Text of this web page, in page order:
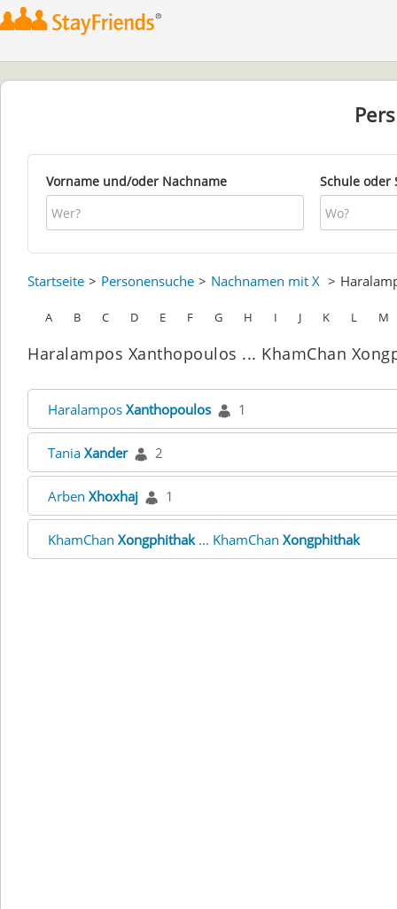
Vorname und/oder Nachname Schule oder
Startseite Personensuche Nachnamen mit X
A B C D E F G H I J K L M
Haralampos Xanthopoulos ... KhamChan
Haralampos Xanthopoulos 1
Tania Xander 2
Arben Xhoxhaj 1
KhamChan Xongphithak... KhamChan Xongphithak